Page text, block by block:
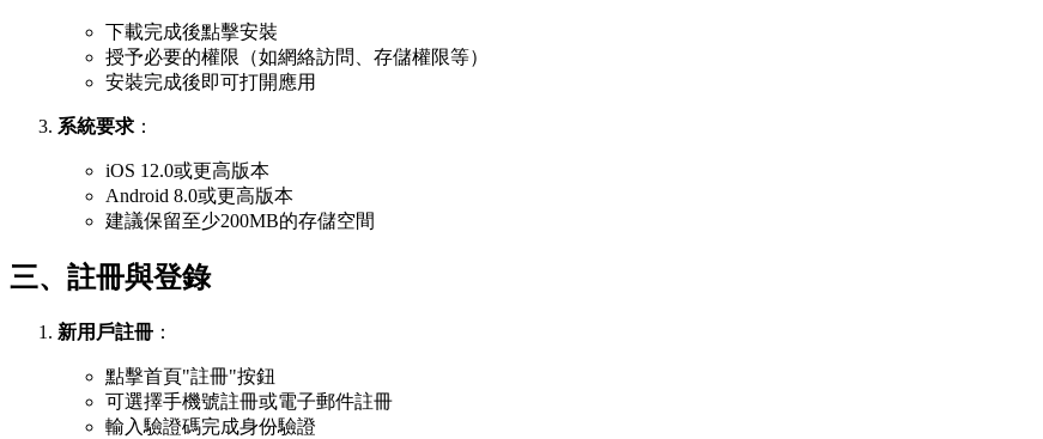
下載完成後點擊安裝
授予必要的權限（如網絡訪問、存儲權限等）
安裝完成後即可打開應用
系統要求 ：
iOS 12.0或更高版本
Android 8.0或更高版本
建議保留至少200MB的存儲空間
三、註冊與登錄
新用戶註冊 ：
點擊首頁"註冊"按鈕
可選擇手機號註冊或電子郵件註冊
輸入驗證碼完成身份驗證